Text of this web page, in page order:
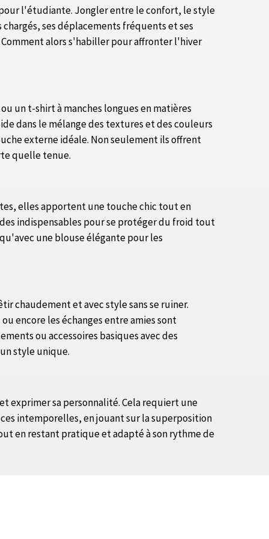
l'étudiante. Jongler entre le confort, le style
ses déplacements fréquents et ses
alors s'habiller pour affronter l'hiver
un t-shirt à manches longues en matières
dans le mélange des textures et des couleurs
externe idéale. Non seulement ils offrent
quelle tenue.
elles apportent une touche chic tout en
indispensables pour se protéger du froid tout
une blouse élégante pour les
chaudement et avec style sans se ruiner.
encore les échanges entre amies sont
ou accessoires basiques avec des
style unique.
sa personnalité. Cela requiert une
intemporelles, en jouant sur la superposition
en restant pratique et adapté à son rythme de